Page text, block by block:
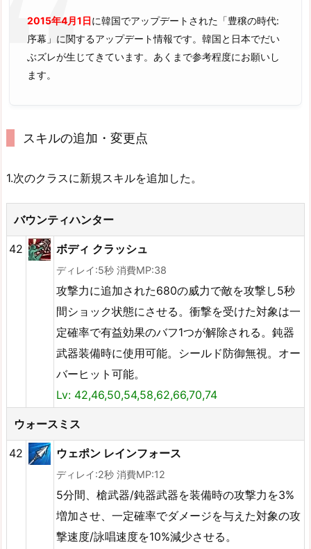
2015年4月1日に韓国でアップデートされた「豊穣の時代:
序幕」に関するアップデート情報です。韓国と日本でだい
ぶズレが生じてきています。あくまで参考程度にお願いし
ます。
スキルの追加・変更点
1.次のクラスに新規スキルを追加した。
バウンティハンター
42 ボディ クラッシュ
ディレイ:5秒 消費MP:38
攻撃力に追加された680の威力で敵を攻撃し5秒
間ショック状態にさせる。衝撃を受けた対象は一
定確率​​で有益効果のバフ1つが解除される。鈍器
武器装備時に使用可能。シールド防御無視。オー
バーヒット可能。
Lv: 42,46,50,54,58,62,66,70,74
ウォースミス
42 ウェポン レインフォース
ディレイ:2秒 消費MP:12
5分間、槍武器/鈍器武器を装備時の攻撃力を3%
増加させ、一定確率でダメージを与えた対象の攻
撃速度/詠唱速度を10%減少させる。